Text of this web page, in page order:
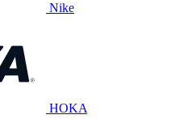
Nike
HOKA